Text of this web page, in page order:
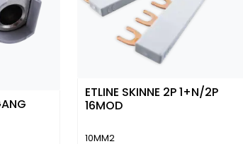
ETLINE SKINNE 2P 1+N/2P
16MOD
10MM2